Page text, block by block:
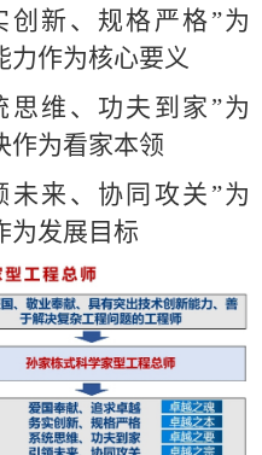
创新、规格严格”为
力作为核心要义
思维、功夫到家”为
作为看家本领
未来、协同攻关”为
为发展目标